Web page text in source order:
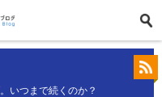
いつまで続くのか？